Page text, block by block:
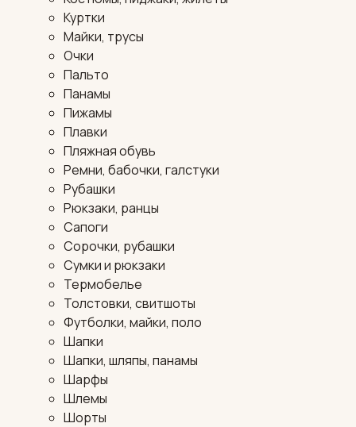
Куртки
Майки, трусы
Очки
Пальто
Панамы
Пижамы
Плавки
Пляжная обувь
Ремни, бабочки, галстуки
Рубашки
Рюкзаки, ранцы
Сапоги
Сорочки, рубашки
Сумки и рюкзаки
Термобелье
Толстовки, свитшоты
Футболки, майки, поло
Шапки
Шапки, шляпы, панамы
Шарфы
Шлемы
Шорты